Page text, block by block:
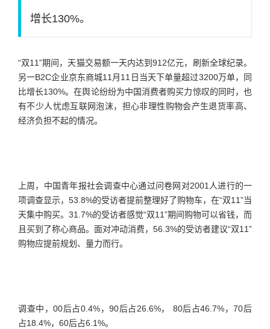
增长130%。
“双11”期间，天猫交易额一天内达到912亿元，刷新全球纪录。
另一B2C企业京东商城11月11日当天下单量超过3200万单，同
比增长130%。在舆论纷纷为中国消费者购买力惊叹的同时，也
有不少人忧虑互联网泡沫，担心非理性购物会产生退货率高、
经济负担不起的情况。
上周，中国青年报社会调查中心通过问卷网对2001人进行的一
项调查显示，53.8%的受访者提前整理好了购物车，在“双11”当
天集中购买。31.7%的受访者感觉“双11”期间购物可以省钱，而
且买到了称心商品。面对冲动消费，56.3%的受访者建议“双11”
购物应提前规划、量力而行。
调查中，00后占0.4%，90后占26.6%， 80后占46.7%，70后
占18.4%，60后占6.1%。